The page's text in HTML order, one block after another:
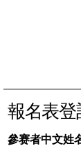
報名表登
參赛者中文姓